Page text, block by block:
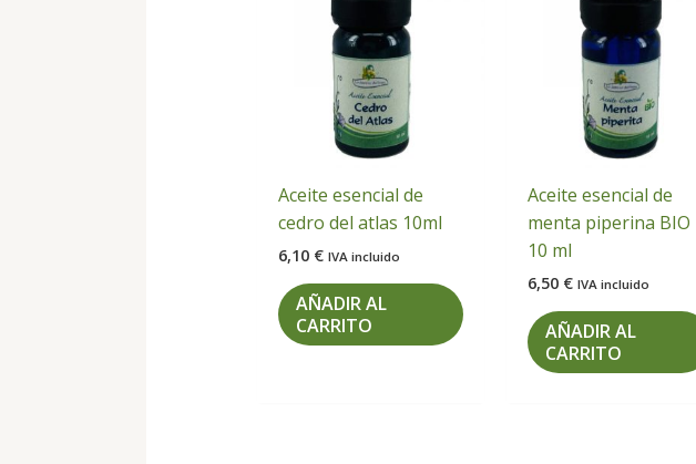
Aceite esencial de
cedro del atlas 10ml
6,10 € IVA incluido
AÑADIR AL
CARRITO
Aceite esencial de
menta piperina BIO
10 ml
6,50 € IVA incluido
AÑADIR AL
CARRITO